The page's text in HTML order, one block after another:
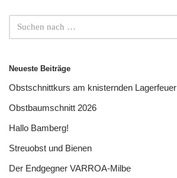
Neueste Beiträge
Obstschnittkurs am knisternden Lagerfeuer
Obstbaumschnitt 2026
Hallo Bamberg!
Streuobst und Bienen
Der Endgegner VARROA-Milbe